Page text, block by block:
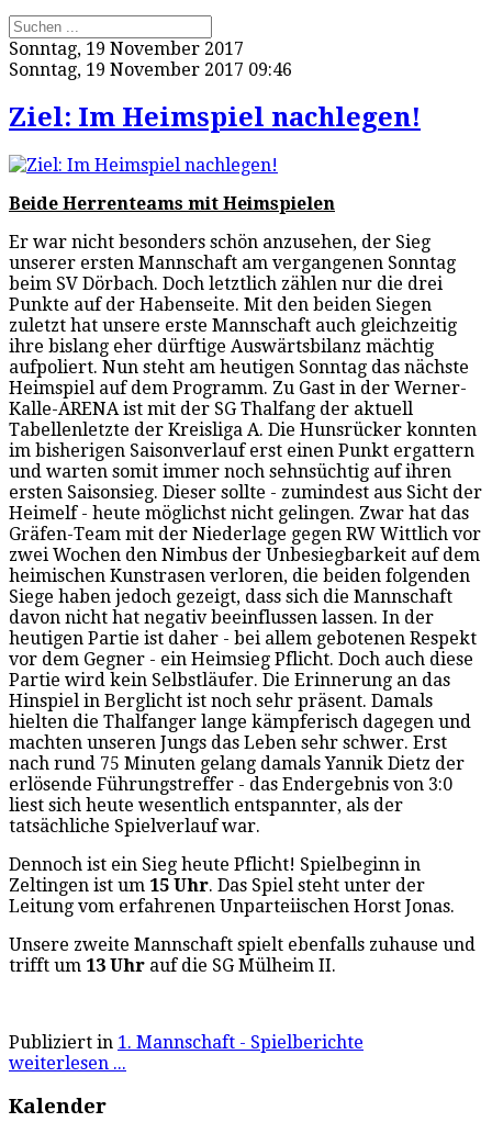
Sonntag, 19 November 2017
Sonntag, 19 November 2017 09:46
Ziel: Im Heimspiel nachlegen!
Beide Herrenteams mit Heimspielen
Er war nicht besonders schön anzusehen, der Sieg
unserer ersten Mannschaft am vergangenen Sonntag
beim SV Dörbach. Doch letztlich zählen nur die drei
Punkte auf der Habenseite. Mit den beiden Siegen
zuletzt hat unsere erste Mannschaft auch gleichzeitig
ihre bislang eher dürftige Auswärtsbilanz mächtig
aufpoliert. Nun steht am heutigen Sonntag das nächste
Heimspiel auf dem Programm. Zu Gast in der Werner-
Kalle-ARENA ist mit der SG Thalfang der aktuell
Tabellenletzte der Kreisliga A. Die Hunsrücker konnten
im bisherigen Saisonverlauf erst einen Punkt ergattern
und warten somit immer noch sehnsüchtig auf ihren
ersten Saisonsieg. Dieser sollte - zumindest aus Sicht der
Heimelf - heute möglichst nicht gelingen. Zwar hat das
Gräfen-Team mit der Niederlage gegen RW Wittlich vor
zwei Wochen den Nimbus der Unbesiegbarkeit auf dem
heimischen Kunstrasen verloren, die beiden folgenden
Siege haben jedoch gezeigt, dass sich die Mannschaft
davon nicht hat negativ beeinflussen lassen. In der
heutigen Partie ist daher - bei allem gebotenen Respekt
vor dem Gegner - ein Heimsieg Pflicht. Doch auch diese
Partie wird kein Selbstläufer. Die Erinnerung an das
Hinspiel in Berglicht ist noch sehr präsent. Damals
hielten die Thalfanger lange kämpferisch dagegen und
machten unseren Jungs das Leben sehr schwer. Erst
nach rund 75 Minuten gelang damals Yannik Dietz der
erlösende Führungstreffer - das Endergebnis von 3:0
liest sich heute wesentlich entspannter, als der
tatsächliche Spielverlauf war.
Dennoch ist ein Sieg heute Pflicht! Spielbeginn in
Zeltingen ist um 15 Uhr. Das Spiel steht unter der
Leitung vom erfahrenen Unparteiischen Horst Jonas.
Unsere zweite Mannschaft spielt ebenfalls zuhause und
trifft um 13 Uhr auf die SG Mülheim II.
Publiziert in 1. Mannschaft - Spielberichte
weiterlesen ...
Kalender